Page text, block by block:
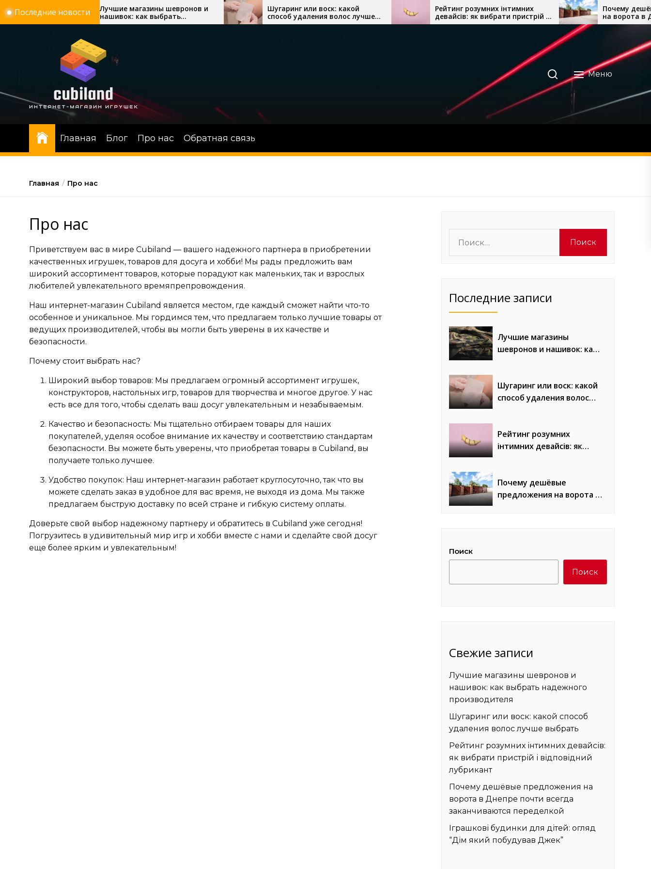
Перейти
к
Последние новости
з
Лучшие магазины шевронов и
нашивок: как выбрать
надежного производителя
Шугаринг или воск: какой
способ удаления волос лучше
выбрать
Рейтинг розумних інтимних
девайсів: як вибрати пристрій і
відповідний лубрикант
Почему дешёвые
на ворота в
всегда
переделкой
Меню
Главная Блог Про нас Обратная связь
Главная Про нас
Про нас
Приветствуем вас в мире Cubiland — вашего надежного партнера в приобретении
качественных игрушек, товаров для досуга и хобби! Мы рады предложить вам
широкий ассортимент товаров, которые порадуют как маленьких, так и взрослых
любителей увлекательного времяпрепровождения.
Наш интернет-магазин Cubiland является местом, где каждый сможет найти что-то
особенное и уникальное. Мы гордимся тем, что предлагаем только лучшие товары от
ведущих производителей, чтобы вы могли быть уверены в их качестве и
безопасности.
Почему стоит выбрать нас?
Широкий выбор товаров: Мы предлагаем огромный ассортимент игрушек,
конструкторов, настольных игр, товаров для творчества и многое другое. У нас
есть все для того, чтобы сделать ваш досуг увлекательным и незабываемым.
Качество и безопасность: Мы тщательно отбираем товары для наших
покупателей, уделяя особое внимание их качеству и соответствию стандартам
безопасности. Вы можете быть уверены, что приобретая товары в Cubiland, вы
получаете только лучшее.
Удобство покупок: Наш интернет-магазин работает круглосуточно, так что вы
можете сделать заказ в удобное для вас время, не выходя из дома. Мы также
предлагаем быструю доставку по всей стране и гибкую систему оплаты.
Доверьте свой выбор надежному партнеру и обратитесь в Cubiland уже сегодня!
Погрузитесь в удивительный мир игр и хобби вместе с нами и сделайте свой досуг
еще более ярким и увлекательным!
Последние записи
Лучшие магазины
шевронов и нашивок: как
Шугаринг или воск: какой
способ удаления волос
Рейтинг розумних
інтимних девайсів: як
Почему дешёвые
предложения на ворота в
Поиск
Поиск
Свежие записи
Лучшие магазины шевронов и
нашивок: как выбрать надежного
производителя
Шугаринг или воск: какой способ
удаления волос лучше выбрать
Рейтинг розумних інтимних девайсів:
як вибрати пристрій і відповідний
лубрикант
Почему дешёвые предложения на
ворота в Днепре почти всегда
заканчиваются переделкой
Іграшкові будинки для дітей: огляд
“Дім який побудував Джек”